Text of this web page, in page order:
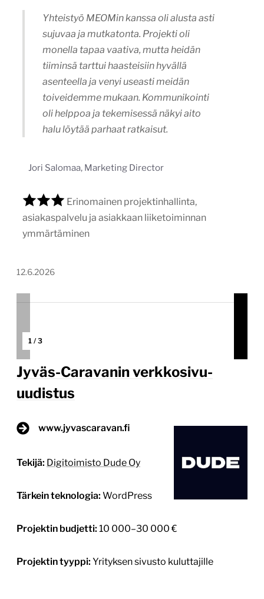
Yhteistyö MEOMin kanssa oli alusta asti
sujuvaa ja mutkatonta. Projekti oli
monella tapaa vaativa, mutta heidän
tiiminsä tarttui haasteisiin hyvällä
asenteella ja venyi useasti meidän
toiveidemme mukaan. Kommunikointi
oli helppoa ja tekemisessä näkyi aito
halu löytää parhaat ratkaisut.
Jori Salomaa, Marketing Director
Erinomainen projektinhallinta,
asiakaspalvelu ja asiakkaan liiketoiminnan
ymmärtäminen
12.6.2026
1 / 3
Jyväs-Caravanin verkkosivu-
uudistus
www.jyvascaravan.fi
Tekijä: Digitoimisto Dude Oy
Tärkein teknologia: WordPress
Projektin budjetti: 10 000–30 000 €
Projektin tyyppi: Yrityksen sivusto kuluttajille